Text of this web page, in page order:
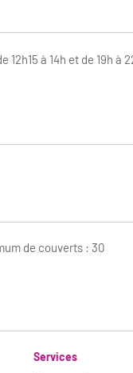
à 14h et de 19h à
de couverts : 30
Services